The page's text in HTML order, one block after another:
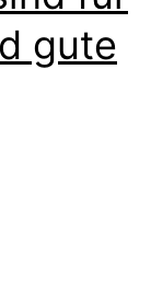
gute